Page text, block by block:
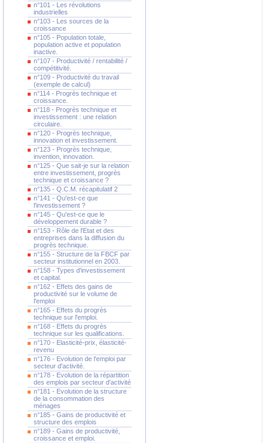
n°101 - Les révolutions
industrielles
n°103 - Les sources de la
croissance
n°105 - Population totale,
population active et population
inactive.
n°107 - Productivité / rentabilité /
compétitivité.
n°109 - Productivité du travail
(exemple de calcul)
n°114 - Progrès technique et
croissance.
n°118 - Progrès technique et
investissement : une relation
circulaire.
n°120 - Progrès technique,
innovation et investissement.
n°123 - Progrès technique,
invention, innovation.
n°125 - Que sait-je sur la relation
entre investissement, progrès
technique et croissance ?
n°135 - Q.C.M. récapitulatif 2
n°141 - Qu'est-ce que
l'investissement ?
n°145 - Qu'est-ce que le
développement durable ?
n°153 - Rôle de l'Etat et des
entreprises dans la diffusion du
progrès technique.
n°155 - Structure de la FBCF par
secteur institutionnel en 2003.
n°158 - Types d'investissement
et capital.
n°162 - Effets des gains de
productivité sur le volume de
l'emploi
n°165 - Effets du progrès
technique sur l'emploi.
n°168 - Effets du progrès
technique sur les qualifications.
n°170 - Elasticité-prix, élasticité-
revenu
n°176 - Evolution de l'emploi par
secteur d'activité.
n°178 - Evolution de la répartition
des emplois par secteur d'activité
n°181 - Evolution de la structure
de la consommation des
ménages
n°185 - Gains de productivité et
structure des emplois
n°189 - Gains de productivité,
croissance et emploi.